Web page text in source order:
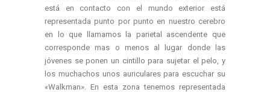
está en contacto con el mundo exterior está
representada punto por punto en nuestro cerebro
en lo que llamamos la parietal ascendente que
corresponde mas o menos al lugar donde las
jóvenes se ponen un cintillo para sujetar el pelo, y
los muchachos unos auriculares para escuchar su
«Walkman». En esta zona tenemos representada